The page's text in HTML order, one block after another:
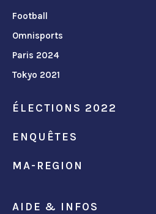
Football
Omnisports
Paris 2024
Tokyo 2021
ÉLECTIONS 2022
ENQUÊTES
MA-REGION
AIDE & INFOS